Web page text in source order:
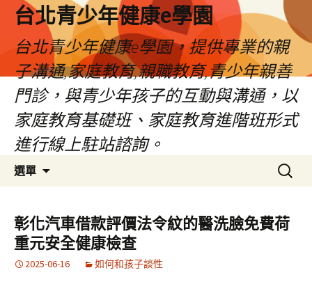
台北青少年健康e學園
台北青少年健康e學園，提供專業的親
子溝通,家庭教育,親職教育,青少年親善
門診，與青少年孩子的互動與溝通，以
家庭教育基礎班、家庭教育進階班形式
進行線上駐站諮詢。
選單
容
搜
尋
鍵
字:
彰化汽車借款評價法令紋的醫洗臉免費荷
重元安全健康檢查
2025-06-16 如何和孩子談性